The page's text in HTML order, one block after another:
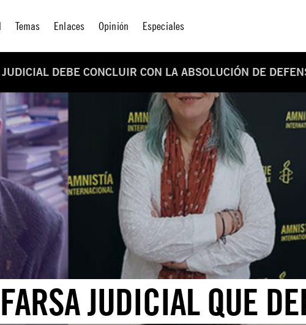
Temas Enlaces Opinión Especiales
JUDICIAL DEBE CONCLUIR CON LA ABSOLUCIÓN DE
JUDICIAL QUE